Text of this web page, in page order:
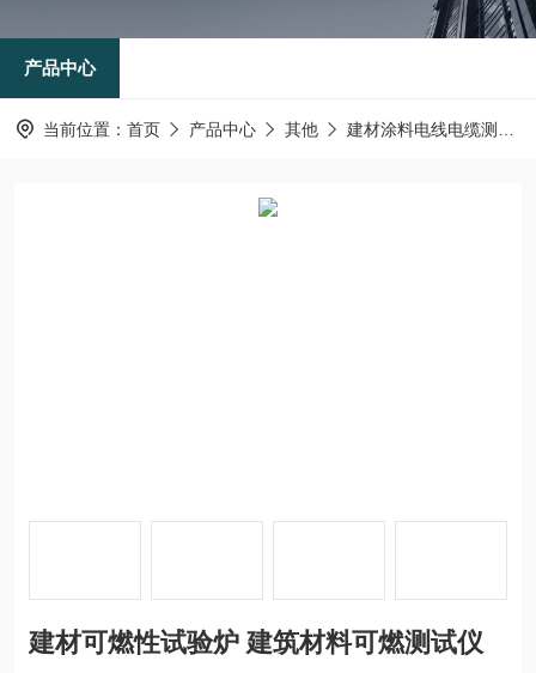
产品中心
当前位置： 首页 产品中心 其他 建材涂料电线电缆测试仪
建材可燃性试验炉 建筑材料可燃测试仪